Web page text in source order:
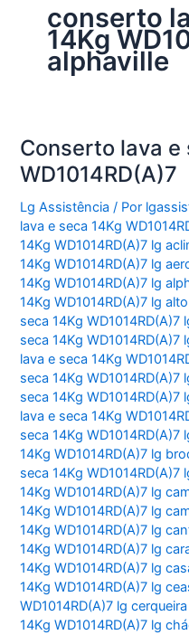
conserto
14Kg
alphaville
Conserto lava e
WD1014RD(A)7
Lg Assistência / Por
lava e seca 14Kg
14Kg WD1014RD(A)7 lg
14Kg WD1014RD(A)7 lg
14Kg WD1014RD(A)7 lg
14Kg WD1014RD(A)7 lg
seca 14Kg WD1014RD(A)7
seca 14Kg WD1014RD(A)7
lava e seca 14Kg
seca 14Kg WD1014RD(A)7
seca 14Kg
lava e seca 14Kg
seca 14Kg WD1014RD(A)7
14Kg WD1014RD(A)7 lg
seca 14Kg WD1014RD(A)7
14Kg WD1014RD(A)7 lg
14Kg WD1014RD(A)7 lg
14Kg WD1014RD(A)7 lg
14Kg WD1014RD(A)7 lg
14Kg WD1014RD(A)7 lg
14Kg WD1014RD(A)7 lg
WD1014RD(A)7 lg
14Kg WD1014RD(A)7 lg